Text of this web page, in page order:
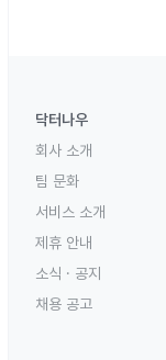
닥터나우
회사 소개
팀 문화
서비스 소개
제휴 안내
소식 · 공지
채용 공고